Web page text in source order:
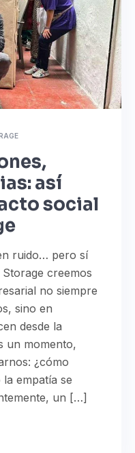
así
social
ruido… pero sí
creemos
no siempre
sino en
desde la
un momento,
¿cómo
empatía se
un […]